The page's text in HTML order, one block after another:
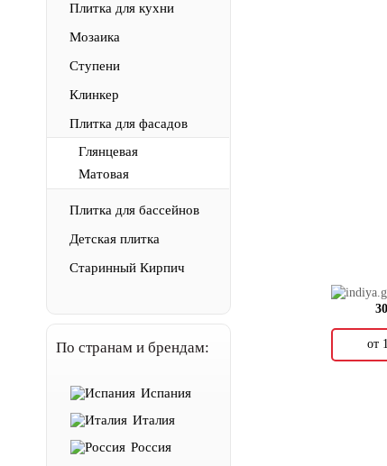
Плитка для кухни
Мозаика
Ступени
Клинкер
Плитка для фасадов
Глянцевая
Матовая
Плитка для бассейнов
Детская плитка
Старинный Кирпич
По странам и брендам:
Испания
Италия
Россия
от